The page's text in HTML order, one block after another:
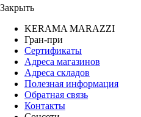
Закрыть
KERAMA MARAZZI
Гран-при
Сертификаты
Адреса магазинов
Адреса складов
Полезная информация
Обратная связь
Контакты